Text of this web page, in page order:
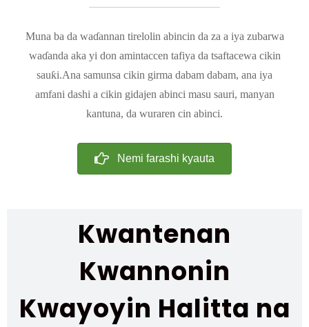
Muna ba da waɗannan tirelolin abincin da za a iya zubarwa
waɗanda aka yi don amintaccen tafiya da tsaftacewa cikin
sauƙi.Ana samunsa cikin girma dabam dabam, ana iya
amfani dashi a cikin gidajen abinci masu sauri, manyan
kantuna, da wuraren cin abinci.
Nemi farashi kyauta
Kwantenan
Kwannonin
Kwayoyin Halitta na